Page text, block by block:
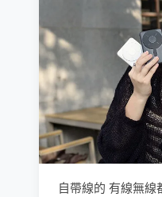
自帶線的 有線無